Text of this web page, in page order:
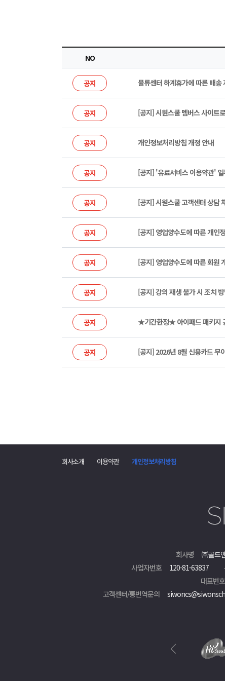
NO
공지 물류센터 하계휴가에 따른 배송
공지 [공지] 시원스쿨 멤버스 사이트
공지 개인정보처리방침 개정 안내
공지 [공지] '유료서비스 이용약관'
공지 [공지] 시원스쿨 고객센터 상담
공지 [공지] 영업양수도에 따른 개인
공지 [공지] 영업양수도에 따른 회원
공지 [공지] 강의 재생 불가 시 조치
공지 ★기간한정★ 아이패드 패키지
공지 [공지] 2026년 8월 신용카드 무
회사소개 이용약관 개인정보처리방침
회사명 ㈜골드
사업자번호
120-81-63837
대표번호
고객센터/통번역문의